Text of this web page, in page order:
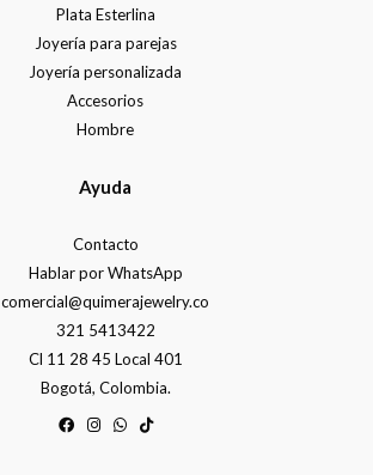
Plata Esterlina
Joyería para parejas
Joyería personalizada
Accesorios
Hombre
Ayuda
Contacto
Hablar por WhatsApp
comercial@quimerajewelry.co
321 5413422
Cl 11 28 45 Local 401
Bogotá, Colombia.